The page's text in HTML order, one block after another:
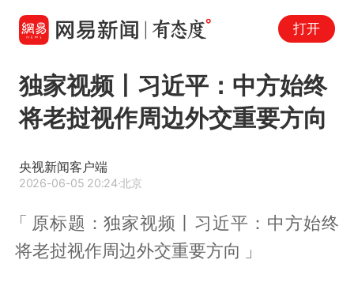
打开
独家视频丨习近平：中方始终
将老挝视作周边外交重要方向
央视新闻客户端
2026-06-05 20:24·北京
原标题：独家视频丨习近平：中方始终
将老挝视作周边外交重要方向